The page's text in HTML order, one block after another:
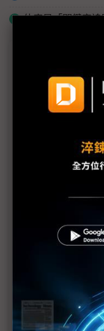
什麼是「關鍵字追
評析：Terafab規
片產業鏈主導權？
Elon Musk成為
Musk布局暗藏產
Terafab目標年產
Tesla Terafab來